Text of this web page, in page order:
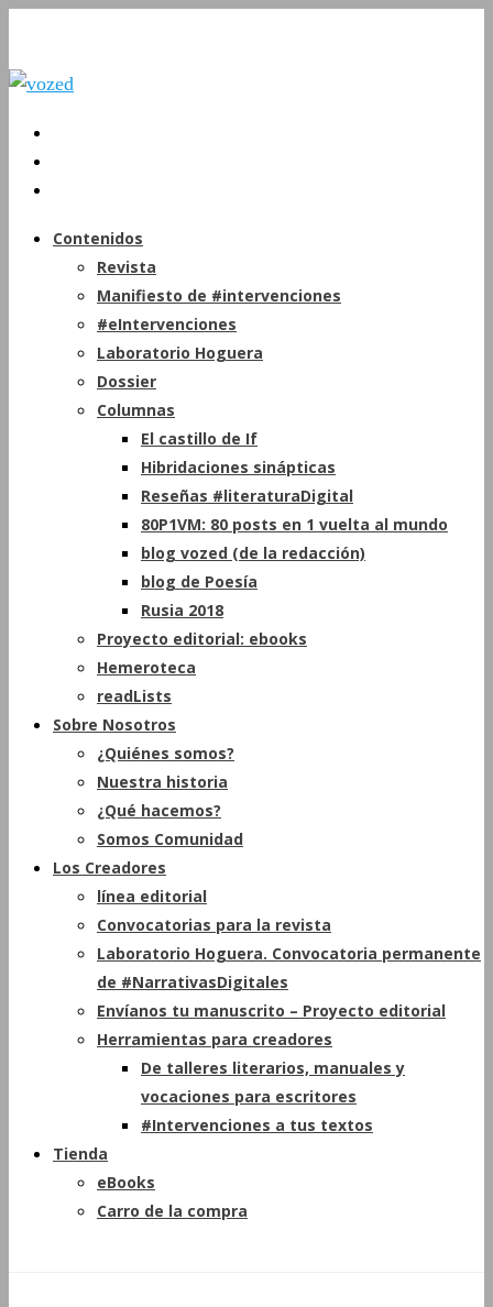
Contenidos
Revista
Manifiesto de #intervenciones
#eIntervenciones
Laboratorio Hoguera
Dossier
Columnas
El castillo de If
Hibridaciones sinápticas
Reseñas #literaturaDigital
80P1VM: 80 posts en 1 vuelta al mundo
blog vozed (de la redacción)
blog de Poesía
Rusia 2018
Proyecto editorial: ebooks
Hemeroteca
readLists
Sobre Nosotros
¿Quiénes somos?
Nuestra historia
¿Qué hacemos?
Somos Comunidad
Los Creadores
línea editorial
Convocatorias para la revista
Laboratorio Hoguera. Convocatoria permanente
de #NarrativasDigitales
Envíanos tu manuscrito – Proyecto editorial
Herramientas para creadores
De talleres literarios, manuales y
vocaciones para escritores
#Intervenciones a tus textos
Tienda
eBooks
Carro de la compra